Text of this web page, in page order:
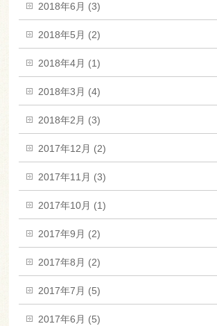
2018年6月 (3)
2018年5月 (2)
2018年4月 (1)
2018年3月 (4)
2018年2月 (3)
2017年12月 (2)
2017年11月 (3)
2017年10月 (1)
2017年9月 (2)
2017年8月 (2)
2017年7月 (5)
2017年6月 (5)